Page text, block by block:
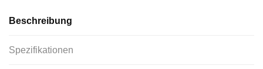
Beschreibung
Spezifikationen